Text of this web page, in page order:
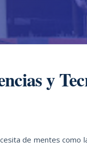
y
de mentes como